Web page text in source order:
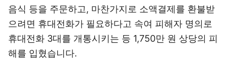
음식 등을 주문하고, 마찬가지로 소액결제를 환불받
으려면 휴대전화가 필요하다고 속여 피해자 명의로
휴대전화 3대를 개통시키는 등 1,750만 원 상당의 피
해를 입혔습니다.